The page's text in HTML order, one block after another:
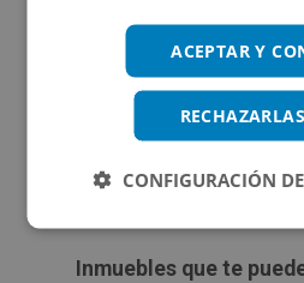
Certificado energético
Calificación de
Inmuebles que te
ACEPTAR Y
CONFIGURACIÓN